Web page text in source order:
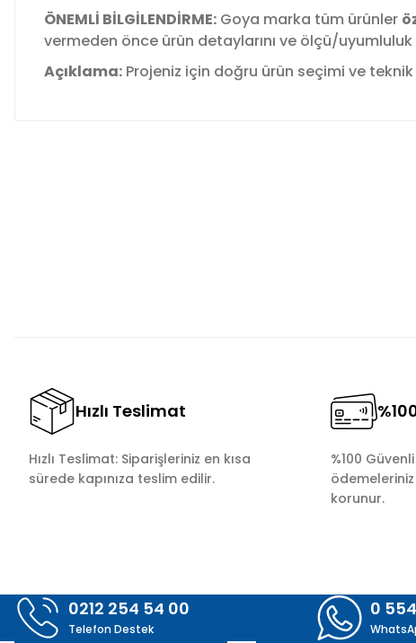
ÖNEMLİ BİLGİLENDİRME: Goya marka tüm ürünler
vermeden önce ürün detaylarını ve ölçü/
Açıklama: Projeniz için doğru ürün seçimi ve
Hızlı Teslimat
Hızlı Teslimat: Siparişleriniz en kısa
sürede kapınıza teslim edilir.
%100
ödemeleriniz
korunur.
0212 254 54 00
Telefon Destek
0